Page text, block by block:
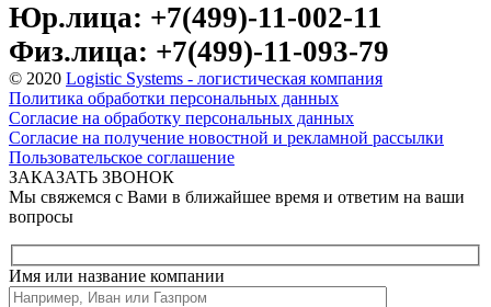
Юр.лица: +7(499)-11-002-11
Физ.лица: +7(499)-11-093-79
© 2020 Logistic Systems - логистическая компания
Политика обработки персональных данных
Согласие на обработку персональных данных
Согласие на получение новостной и рекламной рассылки
Пользовательское соглашение
ЗАКАЗАТЬ ЗВОНОК
Мы свяжемся с Вами в ближайшее время и ответим на ваши
вопросы
Имя или название компании